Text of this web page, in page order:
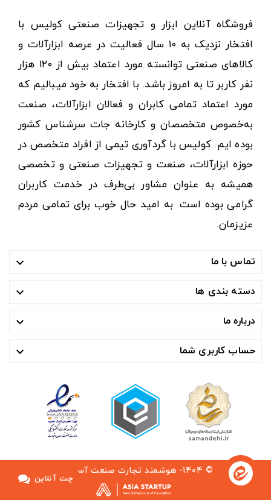
فروشگاه آنلاین ابزار و تجهیزات صنعتی کولیس با
افتخار نزدیک به ۱۰ سال فعالیت در عرصه ابزارآلات و
کالاهای صنعتی توانسته مورد اعتماد بیش از ۱۲۰ هزار
نفر کاربر تا به امروز باشد. با افتخار به خود میبالیم که
مورد اعتماد تمامی کابران و فعالان ابزارآلات، صنعت
به‌خصوص متخصصان و کارخانه جات سرشناس کشور
بوده ایم. کولیس با گردآوری تیمی از افراد متخصص در
حوزه ابزارآلات، صنعت و تجهیزات صنعتی و تخصصی
همیشه به عنوان مشاور بی‌طرف در خدمت کاربران
گرامی بوده است. به امید حال خوب برای تمامی مردم
عزیزمان.
تماس با ما 
دسته بندی ها 
درباره ما 
حساب کاربری شما 
© ۱۴۰۴- هوشمند تجارت صنعت آسیا ™
چت آنلاین